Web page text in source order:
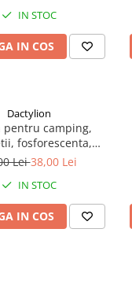
IN STOC
IN COS
Dactylion
pentru camping,
fosforescenta,
inel pentru breloc, 6
Lei38,00 Lei
IN STOC
IN COS